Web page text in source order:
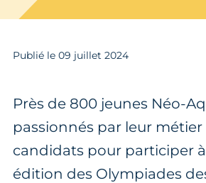
Publié le 09 juillet 2024
Près de 800 jeunes Néo-
passionnés par leur
candidats pour participer
édition des Olympiades